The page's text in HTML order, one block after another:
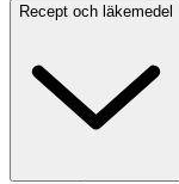
Recept och läkemedel